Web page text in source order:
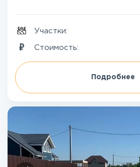
Участки:
Стоимость:
Подробнее